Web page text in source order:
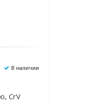
В наличии
CrV